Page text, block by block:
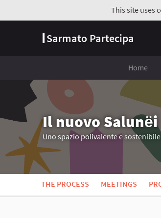
This site uses
Sarmato Partecipa
Home
Il nuovo Salunёi
Uno spazio polivalente e
THE PROCESS MEETINGS